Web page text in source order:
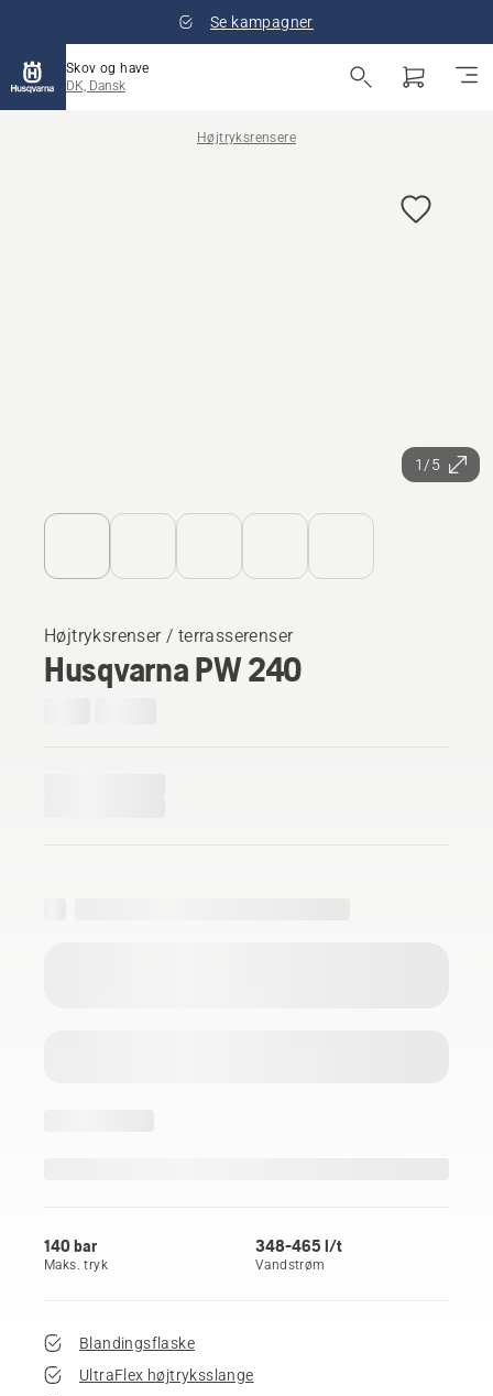
Se kampagner
Skov og have
DK, Dansk
Højtryksrensere
1/5
Højtryksrenser / terrasserenser
Husqvarna PW 240
140 bar
Maks. tryk
348-465 l/t
Vandstrøm
Blandingsflaske
UltraFlex højtryksslange